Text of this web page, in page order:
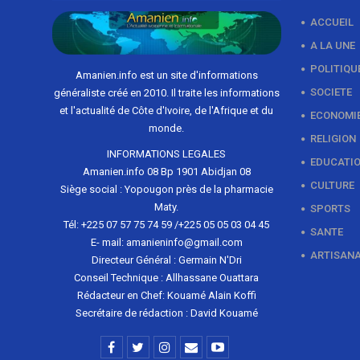
Amanien.info est un site d'informations
généraliste créé en 2010. Il traite les informations
et l'actualité de Côte d'Ivoire, de l'Afrique et du
monde.
INFORMATIONS LEGALES
Amanien.info 08 Bp 1901 Abidjan 08
Siège social : Yopougon près de la pharmacie
Maty.
Tél: +225 07 57 75 74 59 /+225 05 05 03 04 45
E- mail: amanieninfo@gmail.com
Directeur Général : Germain N'Dri
Conseil Technique : Allhassane Ouattara
Rédacteur en Chef: Kouamé Alain Koffi
Secrétaire de rédaction : David Kouamé
ACCUEIL
A LA UNE
SOCIETE
RELIGION
CULTURE
SPORTS
SANTE